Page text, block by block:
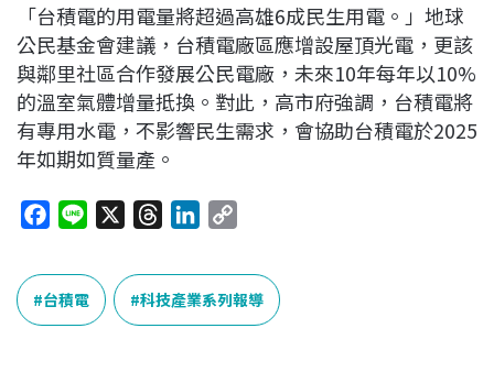
「台積電的用電量將超過高雄6成民生用電。」地球
公民基金會建議，台積電廠區應增設屋頂光電，更該
與鄰里社區合作發展公民電廠，未來10年每年以10%
的溫室氣體增量抵換。對此，高市府強調，台積電將
有專用水電，不影響民生需求，會協助台積電於2025
年如期如質量產。
c
e
b
n
e
r
e
a
n
k
e
p
y
L
台積電 科技產業系列報導